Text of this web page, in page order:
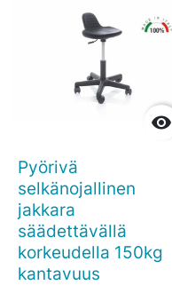

Pyörivä
selkänojallinen
jakkara
säädettävällä
korkeudella 150kg
kantavuus